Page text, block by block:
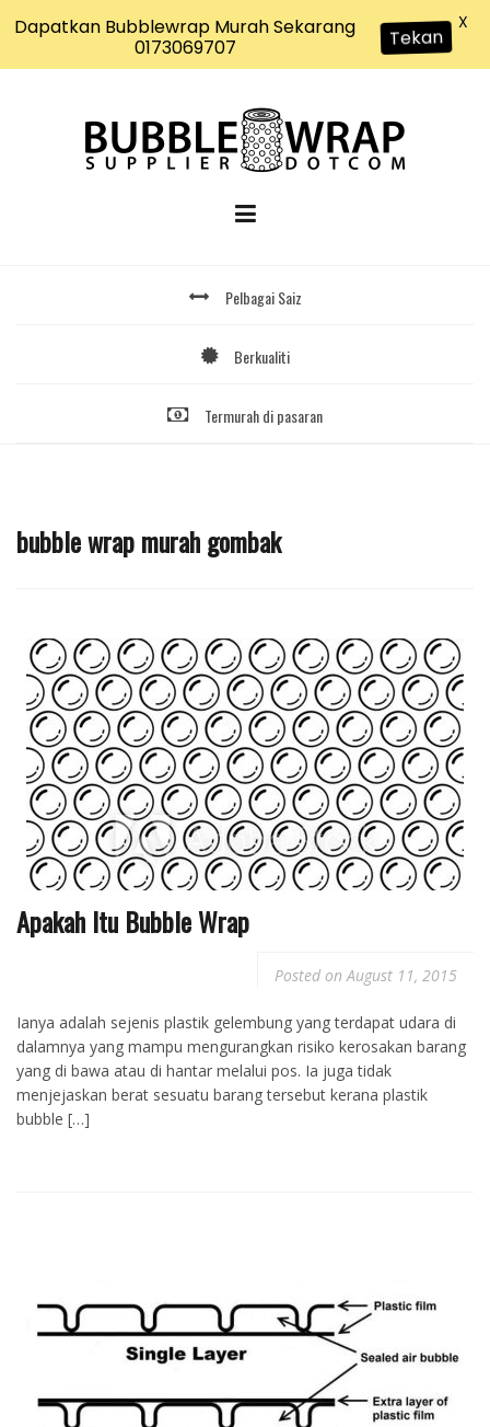
Pelbagai Saiz
Berkualiti
Termurah di pasaran
bubble wrap murah gombak
Apakah Itu Bubble Wrap
Posted onAugust 11, 2015
Ianya adalah sejenis plastik gelembung yang terdapat udara di
dalamnya yang mampu mengurangkan risiko kerosakan barang
yang di bawa atau di hantar melalui pos. Ia juga tidak
menjejaskan berat sesuatu barang tersebut kerana plastik
bubble […]
Dapatkan Bubblewrap Murah Sekarang
0173069707
Tekan
X